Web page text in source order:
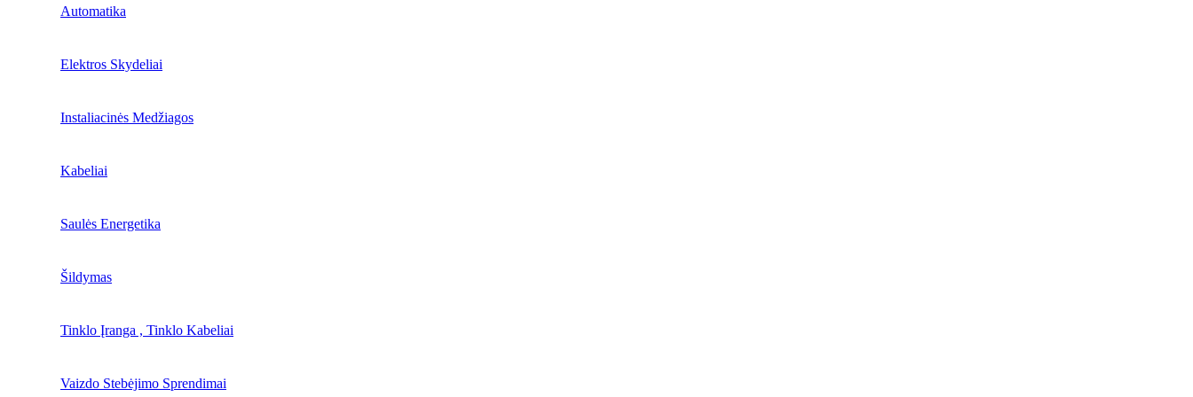
Automatika
Elektros Skydeliai
Instaliacinės Medžiagos
Kabeliai
Saulės Energetika
Šildymas
Tinklo Įranga , Tinklo Kabeliai
Vaizdo Stebėjimo Sprendimai